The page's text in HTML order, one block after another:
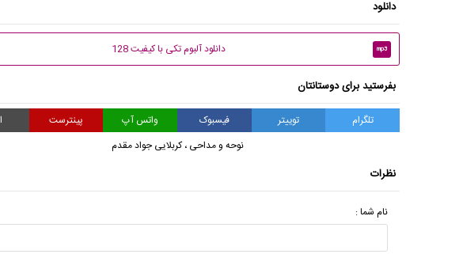
دانلود
mp3 دانلود آلبوم تکی با کیفیت 128
بفرستید برای دوستانتان
تلگرام توییتر فیسبوک واتس آپ پینترست
نوحه و مداحی ،کربلایی جواد مقدم
نظرات
نام شما :